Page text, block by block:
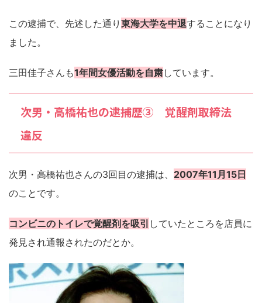
この逮捕で、先述した通り 東海大学を中退することになり
ました。
三田佳子さんも1年間女優活動を自粛しています。
次男・高橋祐也の逮捕歴③ 覚醒剤取締法
違反
次男・高橋祐也さんの3回目の逮捕は、 2007年11月15日
のことです。
コンビニのトイレで覚醒剤を吸引 していたところを店員に
発見され通報されたのだとか。